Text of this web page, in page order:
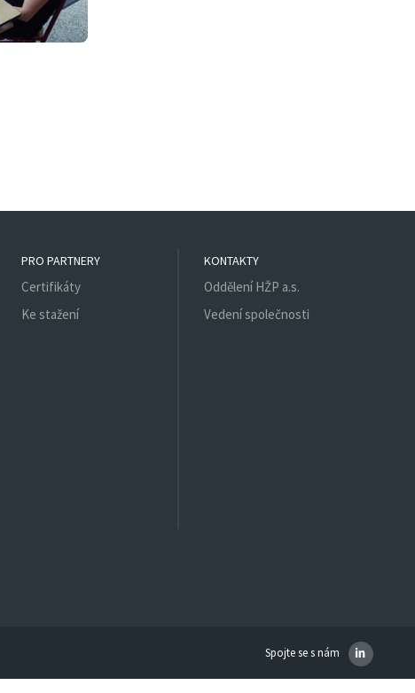
PRO PARTNERY
Certifikáty
Ke stažení
KONTAKTY
Oddělení HŽP a.s.
Vedení společnosti
Spojte se s nám